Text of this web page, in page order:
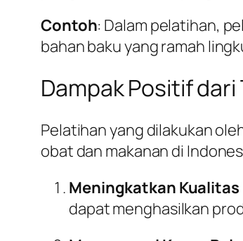
Contoh: Dalam pelatihan,
bahan baku yang ramah
Dampak Positif
Pelatihan yang dilakukan
obat dan makanan di
Meningkatkan Kualitas
dapat menghasilkan